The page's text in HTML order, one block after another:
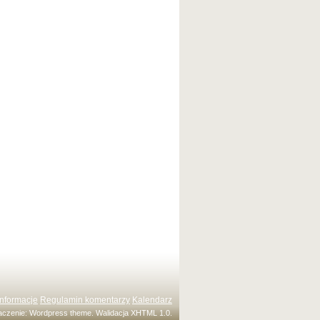
Regulamin komentarzy Kalendarz
Wordpress theme. WalidacjaXHTML 1.0.